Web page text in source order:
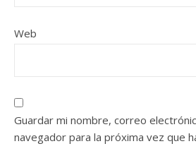
Web
Guardar mi nombre, correo
navegador para la próxima vez que